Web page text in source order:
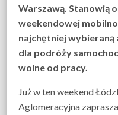
Warszawą. Stanowią
weekendowej
najchętniej
dla podróży
wolne od pracy.
Już w ten weekend
Aglomeracyjna